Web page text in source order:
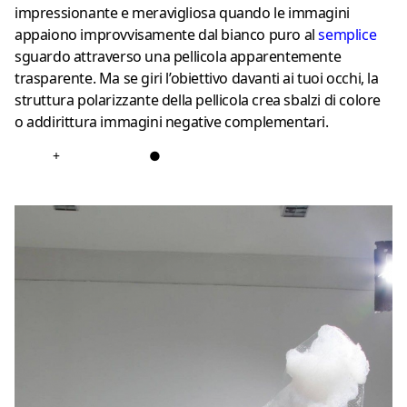
impressionante e meravigliosa quando le immagini
appaiono improvvisamente dal bianco puro alsemplice
sguardo attraverso una pellicola apparentemente
trasparente. Ma se giri l’obiettivo davanti ai tuoi occhi, la
struttura polarizzante della pellicola crea sbalzi di colore
o addirittura immagini negative complementari.
+ ●